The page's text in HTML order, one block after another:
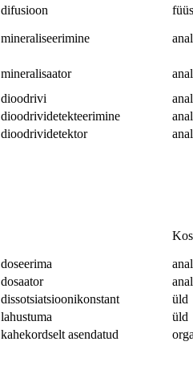
difusioon
mineraliseerimine
mineralisaator
dioodrivi
dioodrividetekteerimine
dioodrividetektor
doseerima
dosaator
dissotsiatsioonikonstant
üld
lahustuma
üld
kahekordselt asendatud